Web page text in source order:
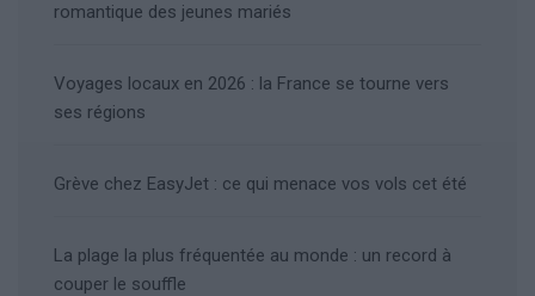
romantique des jeunes mariés
Voyages locaux en 2026 : la France se tourne vers
ses régions
Grève chez EasyJet : ce qui menace vos vols cet été
La plage la plus fréquentée au monde : un record à
couper le souffle